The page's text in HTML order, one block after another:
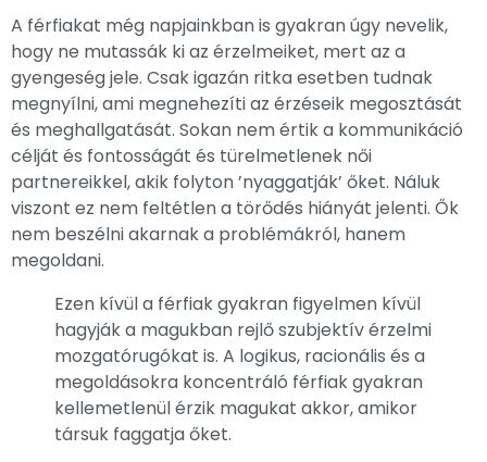
A férfiakat még napjainkban is gyakran úgy nevelik,
hogy ne mutassák ki az érzelmeiket, mert az a
gyengeség jele. Csak igazán ritka esetben tudnak
megnyílni, ami megnehezíti az érzéseik megosztását
és meghallgatását. Sokan nem értik a kommunikáció
célját és fontosságát és türelmetlenek női
partnereikkel, akik folyton ’nyaggatják’ őket. Náluk
viszont ez nem feltétlen a törődés hiányát jelenti. Ők
nem beszélni akarnak a problémákról, hanem
megoldani.
Ezen kívül a férfiak gyakran figyelmen kívül
hagyják a magukban rejlő szubjektív érzelmi
mozgatórugókat is. A logikus, racionális és a
megoldásokra koncentráló férfiak gyakran
kellemetlenül érzik magukat akkor, amikor
társuk faggatja őket.